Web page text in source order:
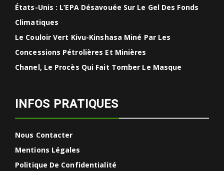
États-Unis : L’EPA Désavouée Sur Le Gel Des Fonds
Climatiques
Le Couloir Vert Kivu-Kinshasa Miné Par Les
Concessions Pétrolières Et Minières
Chanel, Le Procès Qui Fait Tomber Le Masque
INFOS PRATIQUES
Nous Contacter
Mentions Légales
Politique De Confidentialité